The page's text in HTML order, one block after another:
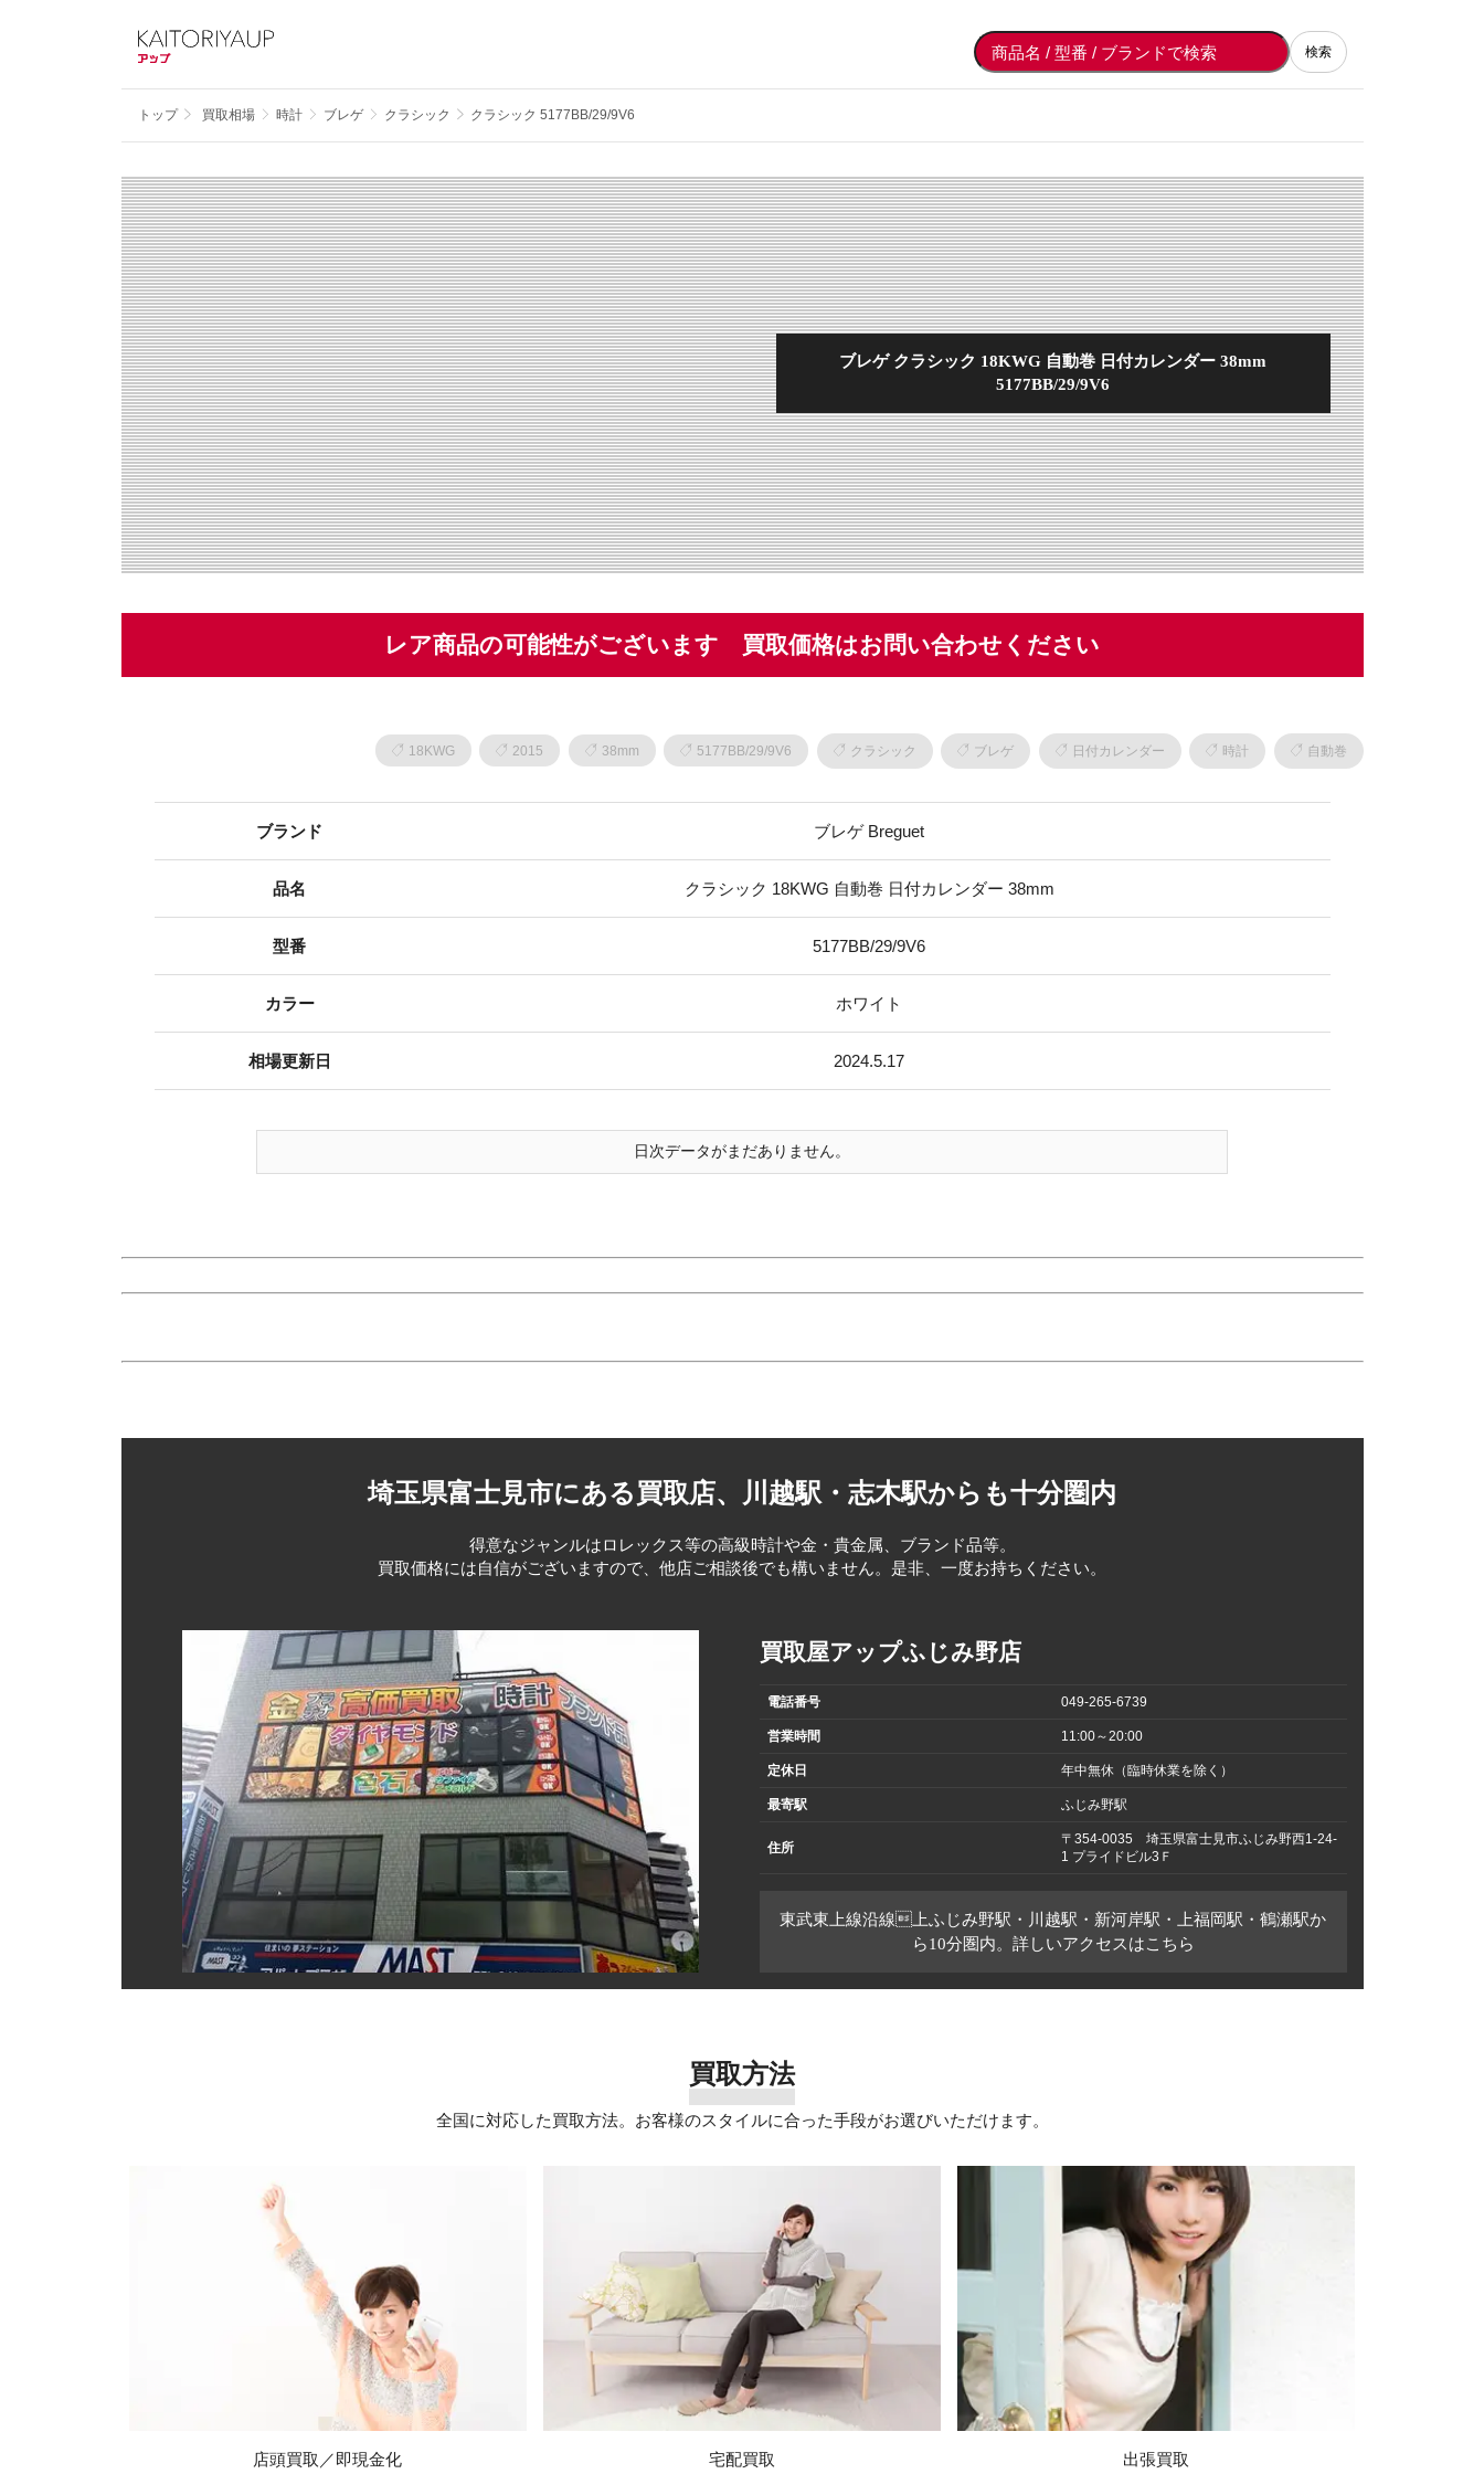
検索
トップ 買取相場 時計 ブレゲ クラシック クラシック 5177BB/29/9V6
ブレゲ クラシック 18KWG 自動巻 日付カレンダー 38mm
5177BB/29/9V6
レア商品の可能性がございます 買取価格はお問い合わせください
18KWG 2015 38mm 5177BB/29/9V6 クラシック ブレゲ 日付カレンダー 時計 自動巻
ブランド ブレゲ Breguet
品名 クラシック 18KWG 自動巻 日付カレンダー 38mm
型番 5177BB/29/9V6
カラー ホワイト
相場更新日 2024.5.17
日次データがまだありません。
埼玉県富士見市にある買取店、 川越駅・志木駅からも十分圏内
得意なジャンルはロレックス等の高級時計や金・貴金属、ブランド品等。
買取価格には自信がございますので、他店ご相談後でも構いません。是非、一度お持ちください。
買取屋アップふじみ野店
電話番号 049-265-6739
営業時間 11:00～20:00
定休日 年中無休（臨時休業を除く）
最寄駅 ふじみ野駅
住所
〒354-0035 埼玉県富士見市ふじみ野西1-24-
1 プライドビル3Ｆ
東武東上線沿線上ふじみ野駅・川越駅・新河岸駅・上福岡駅・鶴瀬駅か
ら10分圏内。詳しいアクセスはこちら
買取方法
全国に対応した買取方法。お客様のスタイルに合った手段がお選びいただけます。
店頭買取／即現金化
宅配買取
出張買取